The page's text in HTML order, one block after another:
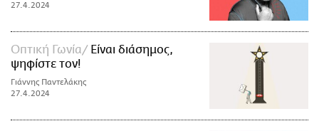
27.4.2024
Οπτική Γωνία
Είναι διάσημος,
ψηφίστε τον!
Γιάννης Παντελάκης
27.4.2024